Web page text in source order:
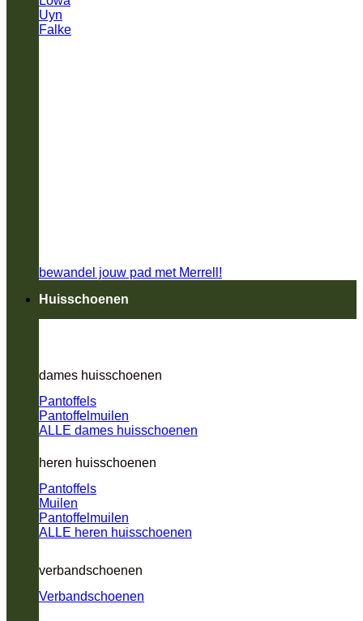
Uyn
Falke
bewandel jouw pad met Merrell!
Huisschoenen
dames huisschoenen
Pantoffels
Pantoffelmuilen
ALLE dames huisschoenen
heren huisschoenen
Pantoffels
Muilen
Pantoffelmuilen
ALLE heren huisschoenen
verbandschoenen
Verbandschoenen